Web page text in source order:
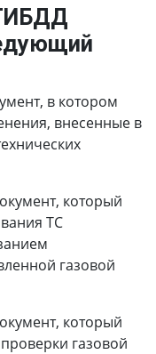
в котором
внесенные в
который
ТС
газовой
который
газовой